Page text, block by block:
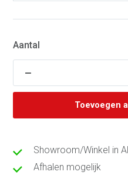
Aantal
Toevoegen
Showroom/Winkel in
Afhalen mogelijk